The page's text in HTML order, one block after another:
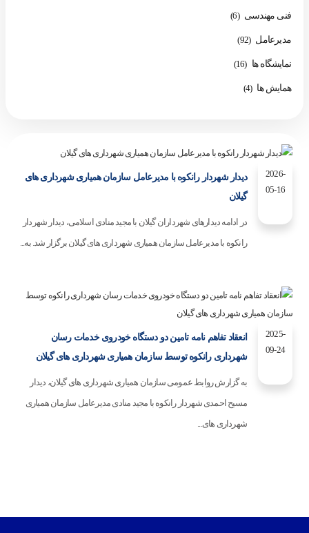
فنی مهندسی (6)
مدیرعامل (92)
نمایشگاه ها (16)
همایش ها (4)
2026-
05-16
دیدار شهردار رانکوه با مدیرعامل سازمان همیاری شهرداری های
گیلان
در ادامه دیدارهای شهرداران گیلان با مجید منادی اسلامی، دیدار شهردار
رانکوه با مدیرعامل سازمان همیاری شهرداری های گیلان برگزار شد. به...
2025-
09-24
انعقاد تفاهم نامه تامین دو دستگاه خودروی خدمات رسان
شهرداری رانکوه توسط سازمان همیاری شهرداری های گیلان
به گزارش روابط عمومی سازمان همیاری شهرداری های گیلان، دیدار
مسیح احمدی شهردار رانکوه با مجید منادی مدیرعامل سازمان همیاری
شهرداری های...